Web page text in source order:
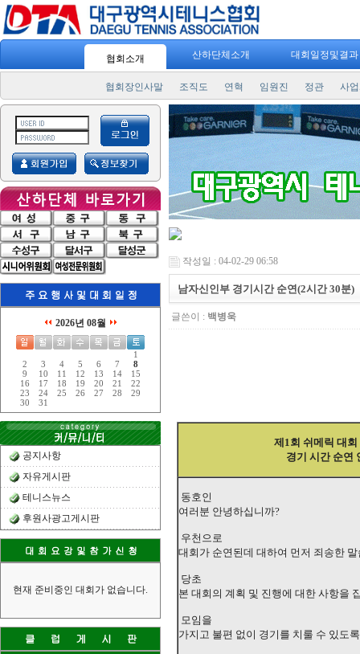
협회소개 산하단체소개 대회일정및결
협회장인사말 조직도 연혁 임원진 정관 사
2026년 08월
1
2
3 4 5 6 7
8
9
10 11 12 13 14
15
16
17 18 19 20 21
22
23
24 25 26 27 28
29
30
31
공지사항
자유게시판
테니스뉴스
후원사광고게시판
현재 준비중인 대회가 없습니다.
작성일 : 04-02-29 06:58
남자신인부 경기시간 순연(2시간 30분)
글쓴이 : 백병욱
제1회 쉬메릭 대회
경기 시간 순연
동호인
여러분 안녕하십니까?
우천으로
대회가 순연된데 대하여 먼저 죄송한
당초
본 대회의 계획 및 진행에 대한 사항을
모임을
가지고 불편 없이 경기를 치룰 수 있도